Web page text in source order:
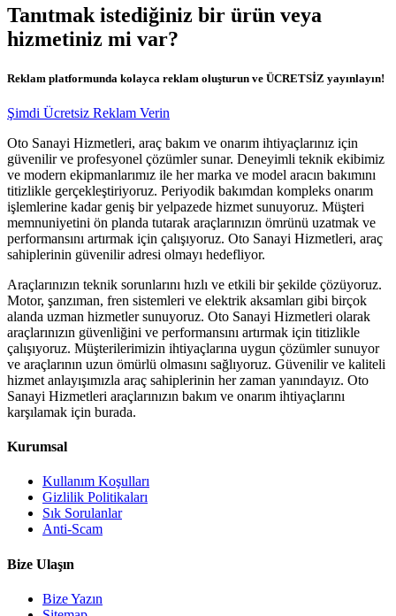
Tanıtmak istediğiniz bir ürün veya
hizmetiniz mi var?
Reklam platformunda kolayca reklam oluşturun ve ÜCRETSİZ yayınlayın!
Şimdi Ücretsiz Reklam Verin
Oto Sanayi Hizmetleri, araç bakım ve onarım ihtiyaçlarınız için
güvenilir ve profesyonel çözümler sunar. Deneyimli teknik ekibimiz
ve modern ekipmanlarımız ile her marka ve model aracın bakımını
titizlikle gerçekleştiriyoruz. Periyodik bakımdan kompleks onarım
işlemlerine kadar geniş bir yelpazede hizmet sunuyoruz. Müşteri
memnuniyetini ön planda tutarak araçlarınızın ömrünü uzatmak ve
performansını artırmak için çalışıyoruz. Oto Sanayi Hizmetleri, araç
sahiplerinin güvenilir adresi olmayı hedefliyor.
Araçlarınızın teknik sorunlarını hızlı ve etkili bir şekilde çözüyoruz.
Motor, şanzıman, fren sistemleri ve elektrik aksamları gibi birçok
alanda uzman hizmetler sunuyoruz. Oto Sanayi Hizmetleri olarak
araçlarınızın güvenliğini ve performansını artırmak için titizlikle
çalışıyoruz. Müşterilerimizin ihtiyaçlarına uygun çözümler sunuyor
ve araçlarının uzun ömürlü olmasını sağlıyoruz. Güvenilir ve kaliteli
hizmet anlayışımızla araç sahiplerinin her zaman yanındayız. Oto
Sanayi Hizmetleri araçlarınızın bakım ve onarım ihtiyaçlarını
karşılamak için burada.
Kurumsal
Kullanım Koşulları
Gizlilik Politikaları
Sık Sorulanlar
Anti-Scam
Bize Ulaşın
Bize Yazın